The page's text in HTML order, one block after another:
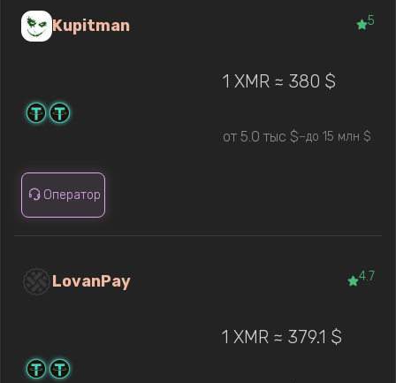
Kupitman 5
1 XMR ≈ 380 $
от 5.0 тыс $—до 15 млн $
Оператор
LovanPay 4.7
1 XMR ≈ 379.1 $